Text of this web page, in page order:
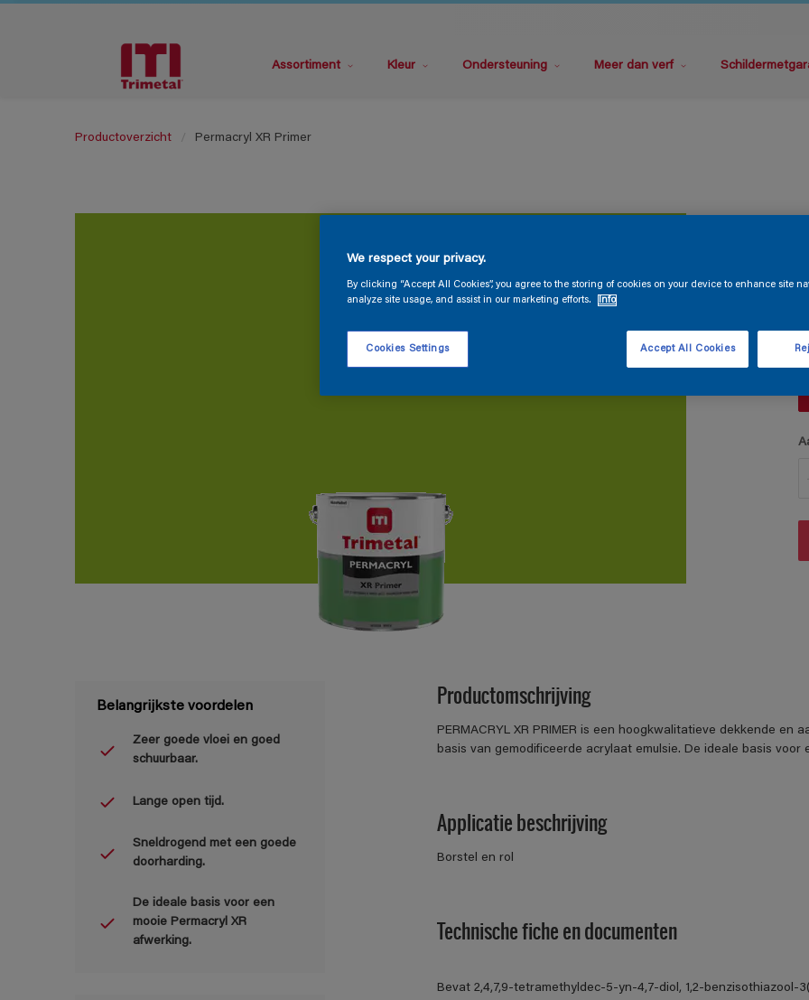
Assortiment Kleur Ondersteuning Meer dan verf
Productoverzicht Permacryl XR Primer
Belangrijkste voordelen
Zeer goede vloei en goed
schuurbaar.
Lange open tijd.
Sneldrogend met een goede
doorharding.
De ideale basis voor een
mooie Permacryl XR
afwerking.
Productomschrijving
PERMACRYL XR PRIMER is een hoogkwalitatieve dekkende
basis van gemodificeerde acrylaat emulsie. De ideale basis voor
Applicatie beschrijving
Borstel en rol
Technische fiche en documenten
Bevat 2,4,7,9-tetramethyldec-5-yn-4,7-diol, 1,2-
We respect your privacy.
By clicking “Accept All Cookies”, you agree to the storing of cookies on your device to enhance site
analyze site usage, and assist in our marketing efforts.
Info
Cookies Settings Accept All Cookies